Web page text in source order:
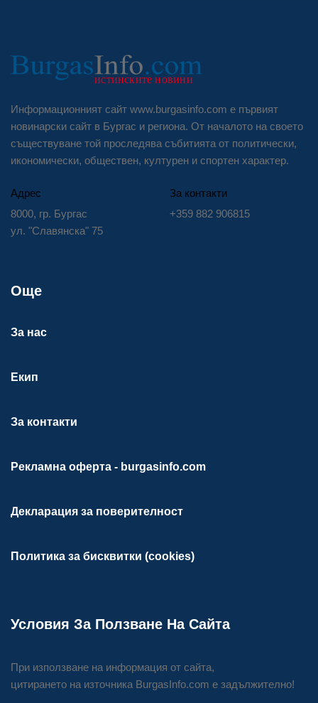
Информационният сайт www.burgasinfo.com е първият
новинарски сайт в Бургас и региона. От началото на своето
съществуване той проследява събитията от политически,
икономически, обществен, културен и спортен характер.
Адрес
8000, гр. Бургас
ул. "Славянска" 75
За контакти
+359 882 906815
Още
За нас
Екип
За контакти
Рекламна оферта - burgasinfo.com
Декларация за поверителност
Политика за бисквитки (cookies)
Условия За Ползване На Сайта
При използване на информация от сайта,
цитирането на източника BurgasInfo.com е задължително!